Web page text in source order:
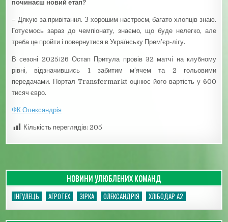
починаєш новий етап?
– Дякую за привітання. З хорошим настроєм, багато хлопців знаю.
Готуємось зараз до чемпіонату, знаємо, що буде нелегко, але
треба це пройти і повернутися в Українську Прем’єр-лігу.
В сезоні 2025/26 Остап Притула провів 32 матчі на клубному
рівні, відзначившись 1 забитим м’ячем та 2 гольовими
передачами. Портал Transfermarkt оцінює його вартість у 600
тисяч євро.
ФК Олександрія
Кількість переглядів: 205
НОВИНИ УЛЮБЛЕНИХ КОМАНД
ІНГУЛЕЦЬ АГРОТЕХ ЗІРКА ОЛЕКСАНДРІЯ ХЛІБОДАР А2